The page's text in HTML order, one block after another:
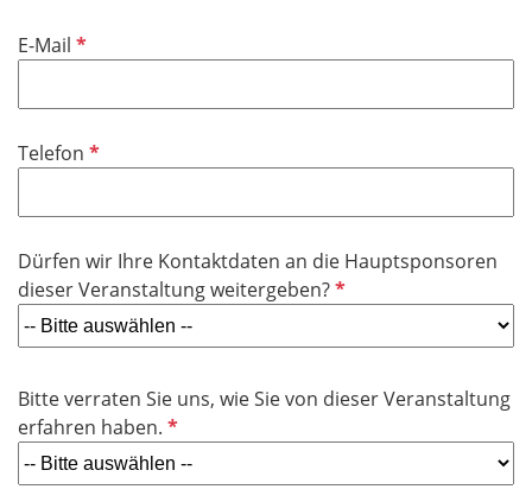
E-Mail P
c
t
e
l
d
Telefon P
c
h
t
f
l
d
Dürfen wir Ihre Kontaktdaten an die Hauptsponsoren
dieser Veranstaltung weitergeben?P
l
c
f
Bitte verraten Sie uns, wie Sie von dieser Veranstaltung
erfahren haben. P
f
l